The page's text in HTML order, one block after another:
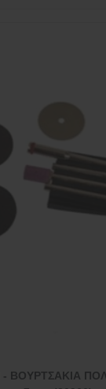
- ΒΟΥΡΤΣΑΚΙΑ